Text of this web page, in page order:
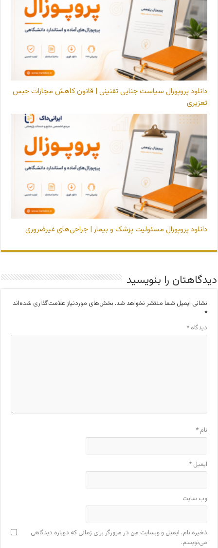
دانلود پروپوزال سیاست جنایی تقنینی | قانون کاهش مجازات حبس
تعزیری
دانلود پروپوزال مسئولیت پزشک و بیمار | جراحی‌های غیرضروری
دیدگاهتان را بنویسید
نشانی ایمیل شما منتشر نخواهد شد. بخش‌های موردنیاز علامت‌گذاری شده‌اند
*
دیدگاه*
نام*
ایمیل*
وب‌ سایت
ذخیره نام، ایمیل و وبسایت من در مرورگر برای زمانی که دوباره دیدگاهی
می‌نویسم.